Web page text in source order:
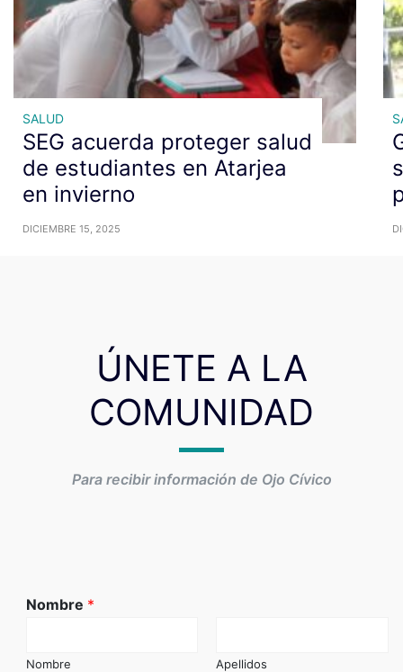
SALUD
SEG acuerda proteger salud
de estudiantes en Atarjea
en invierno
DICIEMBRE 15, 2025
ÚNETE A LA
COMUNIDAD
Para recibir información de Ojo Cívico
Nombre *
Nombre Apellidos